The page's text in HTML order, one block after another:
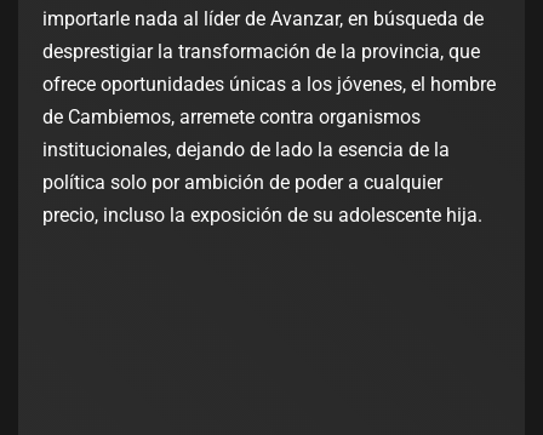
importarle nada al líder de Avanzar, en búsqueda de
desprestigiar la transformación de la provincia, que
ofrece oportunidades únicas a los jóvenes, el hombre
de Cambiemos, arremete contra organismos
institucionales, dejando de lado la esencia de la
política solo por ambición de poder a cualquier
precio, incluso la exposición de su adolescente hija.